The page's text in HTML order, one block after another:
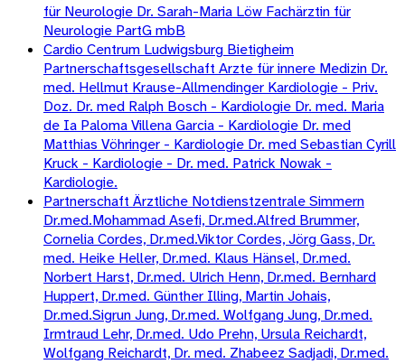
für Neurologie Dr. Sarah-Maria Löw Fachärztin für
Neurologie PartG mbB
Cardio Centrum Ludwigsburg Bietigheim
Partnerschaftsgesellschaft Arzte für innere Medizin Dr.
med. Hellmut Krause-Allmendinger Kardiologie - Priv.
Doz. Dr. med Ralph Bosch - Kardiologie Dr. med. Maria
de Ia Paloma Villena Garcia - Kardiologie Dr. med
Matthias Vöhringer - Kardiologie Dr. med Sebastian Cyrill
Kruck - Kardiologie - Dr. med. Patrick Nowak -
Kardiologie.
Partnerschaft Ärztliche Notdienstzentrale Simmern
Dr.med.Mohammad Asefi, Dr.med.Alfred Brummer,
Cornelia Cordes, Dr.med.Viktor Cordes, Jörg Gass, Dr.
med. Heike Heller, Dr.med. Klaus Hänsel, Dr.med.
Norbert Harst, Dr.med. Ulrich Henn, Dr.med. Bernhard
Huppert, Dr.med. Günther Illing, Martin Johais,
Dr.med.Sigrun Jung, Dr.med. Wolfgang Jung, Dr.med.
Irmtraud Lehr, Dr.med. Udo Prehn, Ursula Reichardt,
Wolfgang Reichardt, Dr. med. Zhabeez Sadjadi, Dr.med.